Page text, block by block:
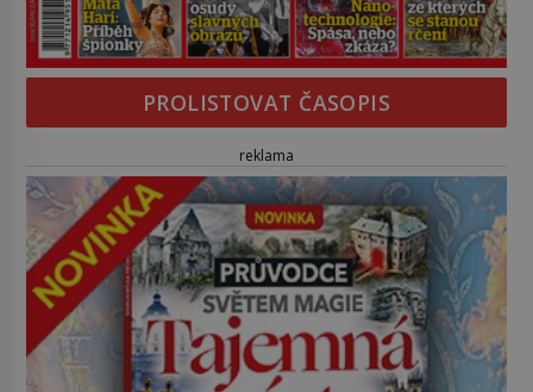
PROLISTOVAT ČASOPIS
reklama